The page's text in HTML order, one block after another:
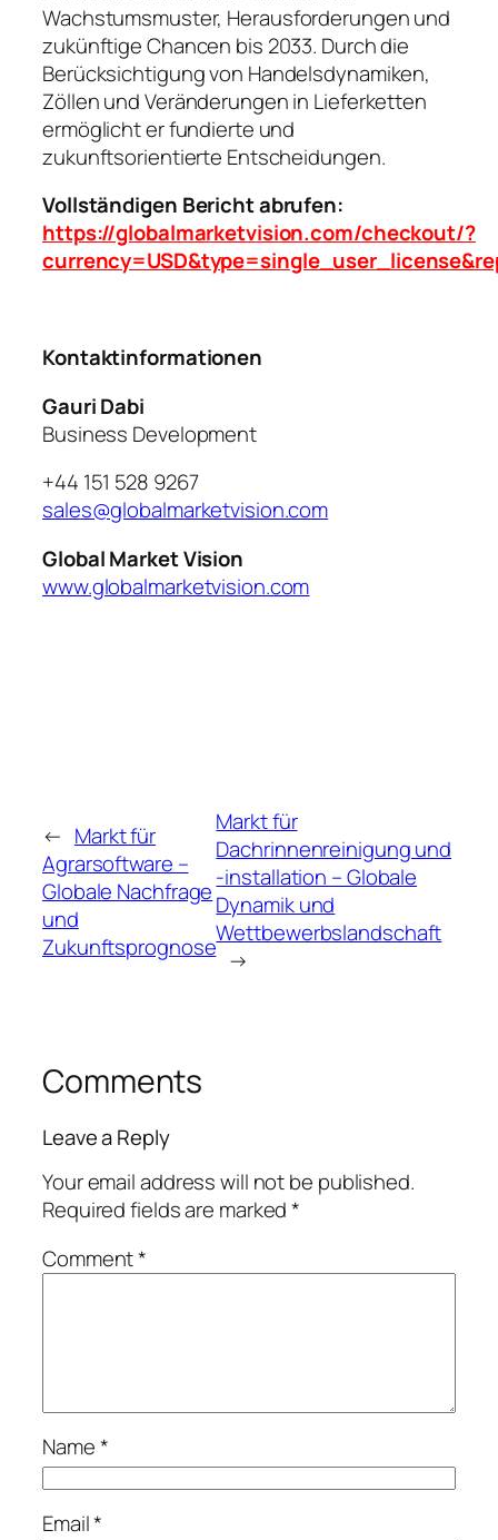
Wachstumsmuster, Herausforderungen und
zukünftige Chancen bis 2033. Durch die
Berücksichtigung von Handelsdynamiken,
Zöllen und Veränderungen in Lieferketten
ermöglicht er fundierte und
zukunftsorientierte Entscheidungen.
Vollständigen Bericht abrufen:
https://globalmarketvision.com/checkout/?
Kontaktinformationen
Gauri Dabi
Business Development
+44 151 528 9267
sales@globalmarketvision.com
Global Market Vision
www.globalmarketvision.com
← Markt für
Agrarsoftware –
Globale Nachfrage
und
Zukunftsprognose
Markt für
Dachrinnenreinigung und
-installation – Globale
Dynamik und
Wettbewerbslandschaft
→
Comments
Leave a Reply
Your email address will not be published.
Required fields are marked*
Comment*
Name*
Email*